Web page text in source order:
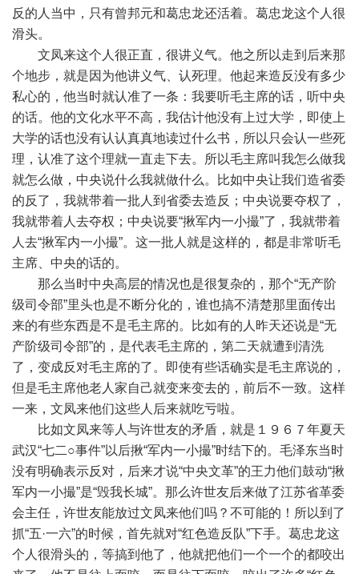
反的人当中，只有曾邦元和葛忠龙还活着。葛忠龙这个人很
滑头。
文凤来这个人很正直，很讲义气。他之所以走到后来那
个地步，就是因为他讲义气、认死理。他起来造反没有多少
私心的，他当时就认准了一条：我要听毛主席的话，听中央
的话。他的文化水平不高，我估计他没有上过大学，即使上
大学的话也没有认认真真地读过什么书，所以只会认一些死
理，认准了这个理就一直走下去。所以毛主席叫我怎么做我
就怎么做，中央说什么我就做什么。比如中央让我们造省委
的反了，我就带着一批人到省委去造反；中央说要夺权了，
我就带着人去夺权；中央说要“揪军内一小撮”了，我就带着
人去“揪军内一小撮”。这一批人就是这样的，都是非常听毛
主席、中央的话的。
那么当时中央高层的情况也是很复杂的，那个“无产阶
级司令部”里头也是不断分化的，谁也搞不清楚那里面传出
来的有些东西是不是毛主席的。比如有的人昨天还说是“无
产阶级司令部”的，是代表毛主席的，第二天就遭到清洗
了，变成反对毛主席的了。即使有些话确实是毛主席说的，
但是毛主席他老人家自己就变来变去的，前后不一致。这样
一来，文凤来他们这些人后来就吃亏啦。
比如文凤来等人与许世友的矛盾，就是１９６７年夏天
武汉“七二○事件”以后揪“军内一小撮”时结下的。毛泽东当时
没有明确表示反对，后来才说“中央文革”的王力他们鼓动“揪
军内一小撮”是“毁我长城”。那么许世友后来做了江苏省革委
会主任，许世友能放过文凤来他们吗？不可能的！所以到了
抓“五·一六”的时候，首先就对“红色造反队”下手。葛忠龙这
个人很滑头的，等搞到他了，他就把他们一个一个的都咬出